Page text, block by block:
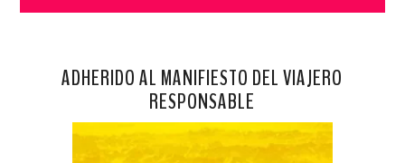
ADHERIDO AL MANIFIESTO DEL VIAJERO
RESPONSABLE